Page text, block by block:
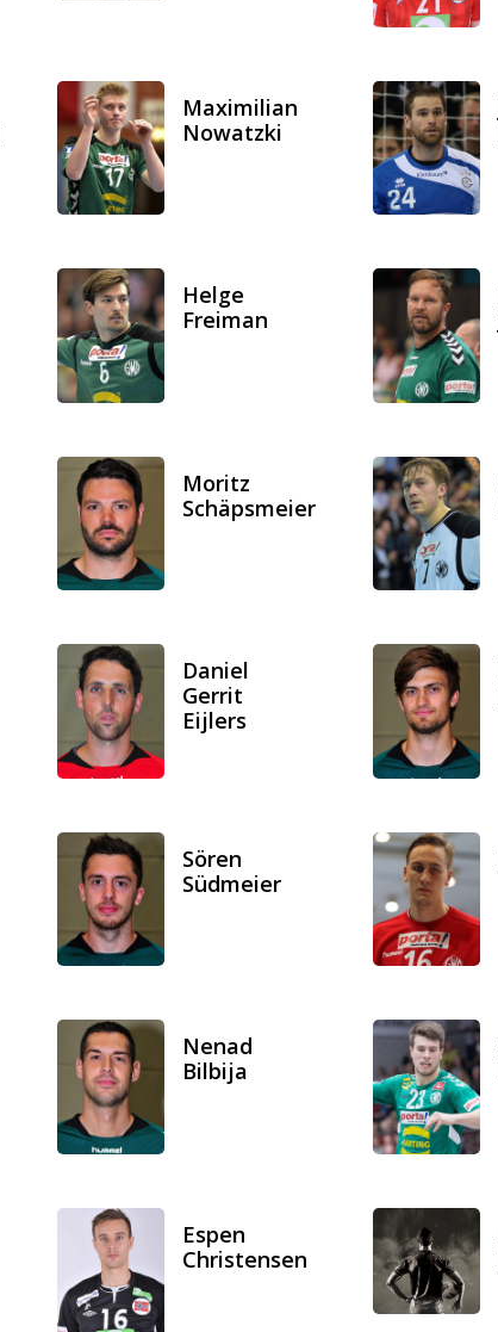
Maximilian
Nowatzki
Helge
Freiman
Moritz
Schäpsmeier
Daniel
Gerrit
Eijlers
Sören
Südmeier
Nenad
Bilbija
Espen
Christensen